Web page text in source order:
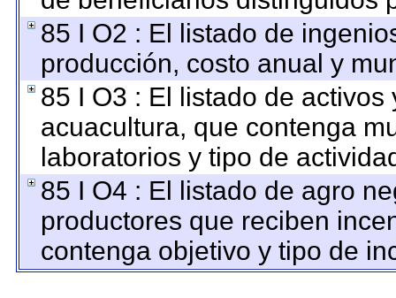
85 I O2 : El listado de
producción, costo anual y
85 I O3 : El listado de
acuacultura, que contenga
laboratorios y tipo de
85 I O4 : El listado de agro
productores que reciben
contenga objetivo y tipo de